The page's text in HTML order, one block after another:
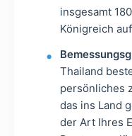
insgesamt
Königreich
Thailand
persönliches
das ins Land
der Art Ihres